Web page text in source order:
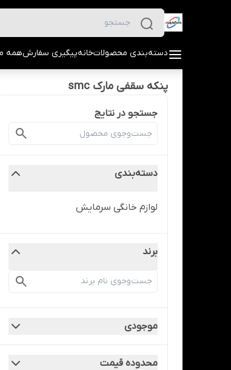
دسته‌بندی محصولاتخانهپیگیری سفارشهمه
پنکه سقفی مارک smc
جستجو در نتایج
دسته‌بندی
لوازم خانگی سرمایش
برند
موجودی
محدوده قیمت